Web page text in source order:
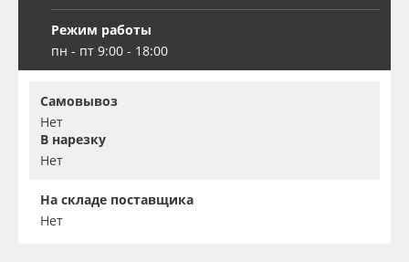
Режим работы
пн - пт 9:00 - 18:00
Самовывоз
Нет
В нарезку
Нет
На складе поставщика
Нет